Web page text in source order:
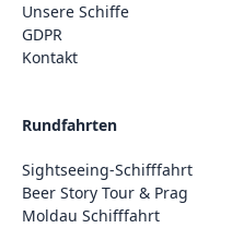
Unsere Schiffe
GDPR
Kontakt
Rundfahrten
Sightseeing-Schifffahrt
Beer Story Tour & Prag
Moldau Schifffahrt